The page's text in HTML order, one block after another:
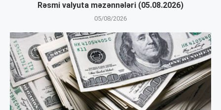
Rəsmi valyuta məzənnələri (05.08.2026)
05/08/2026